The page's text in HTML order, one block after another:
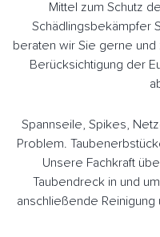
Mittel zum Schutz
Schädlingsbekämpfer
beraten wir Sie gerne
Berücksichtigung der
Spannseile, Spikes,
Problem.
Unsere Fachkraft
Taubendreck in und
anschließende